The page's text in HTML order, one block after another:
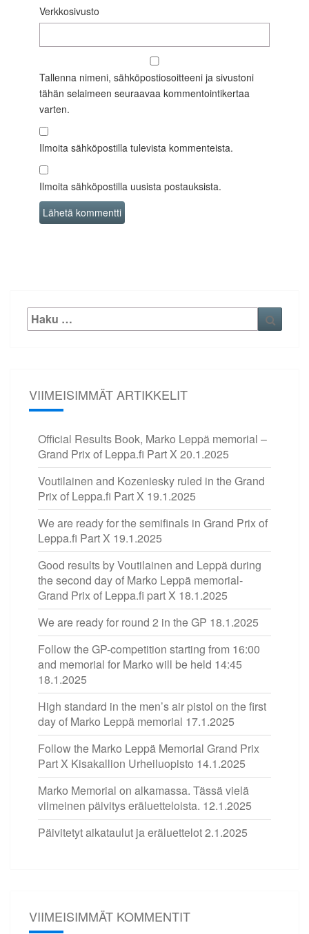
Verkkosivusto
Tallenna nimeni, sähköpostiosoitteeni ja sivustoni
tähän selaimeen seuraavaa kommentointikertaa
varten.
Ilmoita sähköpostilla tulevista kommenteista.
Ilmoita sähköpostilla uusista postauksista.
Etsi:
VIIMEISIMMÄT ARTIKKELIT
Official Results Book, Marko Leppä memorial –
Grand Prix of Leppa.fi Part X 20.1.2025
Voutilainen and Kozeniesky ruled in the Grand
Prix of Leppa.fi Part X 19.1.2025
We are ready for the semifinals in Grand Prix of
Leppa.fi Part X 19.1.2025
Good results by Voutilainen and Leppä during
the second day of Marko Leppä memorial-
Grand Prix of Leppa.fi part X 18.1.2025
We are ready for round 2 in the GP 18.1.2025
Follow the GP-competition starting from 16:00
and memorial for Marko will be held 14:45
18.1.2025
High standard in the men’s air pistol on the first
day of Marko Leppä memorial 17.1.2025
Follow the Marko Leppä Memorial Grand Prix
Part X Kisakallion Urheiluopisto 14.1.2025
Marko Memorial on alkamassa. Tässä vielä
viimeinen päivitys eräluetteloista. 12.1.2025
Päivitetyt aikataulut ja eräluettelot2.1.2025
VIIMEISIMMÄT KOMMENTIT